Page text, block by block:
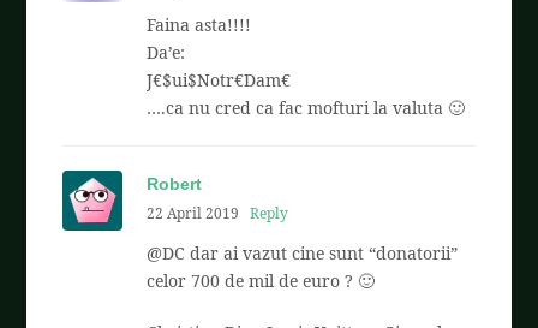
Faina asta!!!!
Da’e:
J€$ui$Notr€Dam€
….ca nu cred ca fac mofturi la valuta 🙂
Robert
22 April 2019
Reply
@DC dar ai vazut cine sunt “donatorii”
celor 700 de mil de euro ? 🙂